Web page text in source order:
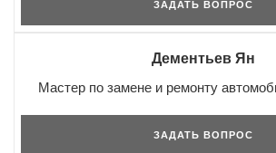
ЗАДАТЬ ВОПРОС
Дементьев Ян
Мастер по замене и ремонту
ЗАДАТЬ ВОПРОС